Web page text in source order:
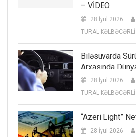
– VİDEO
28 İyul 2026
TURAL KƏLBƏCƏRLİ
Biləsuvarda
Arxasında
28 İyul 2026
TURAL KƏLBƏCƏRLİ
“Azeri Light”
28 İyul 2026